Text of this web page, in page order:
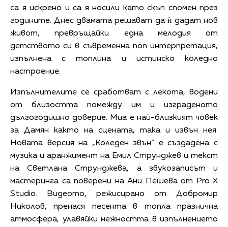
са я искрено и са я носили като скъп спомен през
годините. Днес двамата решават да ѝ дадат нов
живот, превръщайки една мелодия от
детството си в съвременна поп интерпретация,
изпълнена с топлина и истинско коледно
настроение.
Изпълнителите се сработват с лекота, водени
от близостта помежду им и изграденото
дългогодишно доверие. Миа е най-близкият човек
за Дамян както на сцената, така и извън нея.
Новата версия на „Коледен звън“ е създадена с
музика и аранжимент на Емил Струнджев и текст
на Светлана Струнджева, а звукозаписът и
мастеринга са поверени на Ани Пешева от Pro X
Studio. Видеото, режисирано от Добромир
Николов, пренася песента в топла празнична
атмосфера, улавяйки нежността в изпълнението